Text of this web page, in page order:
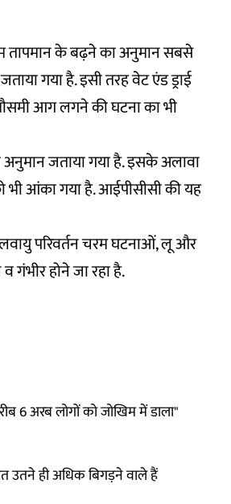
तापमान के बढ़ने का अनुमान सबसे
गया है. इसी तरह वेट एंड ड्राई
आग लगने की घटना का भी
जताया गया है. इसके अलावा
भी आंका गया है. आईपीसीसी की यह
परिवर्तन चरम घटनाओं, लू और
गंभीर होने जा रहा है.
अरब लोगों को जोखिम में डाला"
उतने ही अधिक बिगड़ने वाले हैं